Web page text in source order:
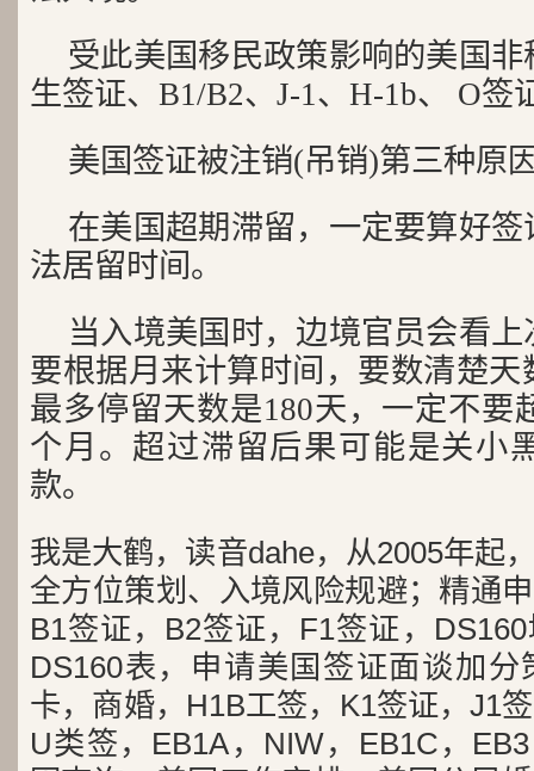
受此美国移民政策影响的美国
生签证、B1/B2、J-1、H-1b、 O签
美国签证被注销(吊销)第三种原
在美国超期滞留，一定要算好
法居留时间。
当入境美国时，边境官员会看
要根据月来计算时间，要数清楚
最多停留天数是180天，一定不要
个月。超过滞留后果可能是关小
款。
我是大鹤，读音dahe，从2005年起
全方位策划、入境风险规避；精通
B1签证，B2签证，F1签证，
DS160表，申请美国签证面谈加
卡，商婚，H1B工签，K1签证，J1
U类签，EB1A，NIW，EB1C，